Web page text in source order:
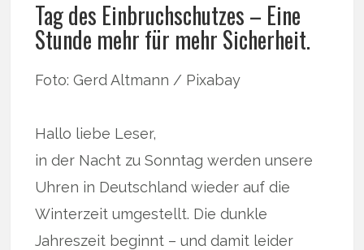
Tag des Einbruchschutzes – Eine
Stunde mehr für mehr Sicherheit.
Foto: Gerd Altmann / Pixabay
Hallo liebe Leser,
in der Nacht zu Sonntag werden unsere
Uhren in Deutschland wieder auf die
Winterzeit umgestellt. Die dunkle
Jahreszeit beginnt – und damit leider